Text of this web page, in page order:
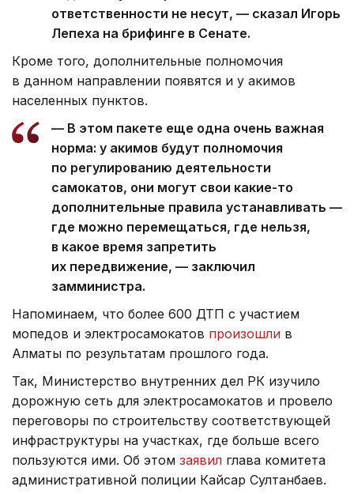
ответственности не несут, — сказал Игорь
Лепеха на брифинге в Сенате.
Кроме того, дополнительные полномочия
в данном направлении появятся и у акимов
населенных пунктов.
— В этом пакете еще одна очень важная
норма: у акимов будут полномочия
по регулированию деятельности
самокатов, они могут свои какие-то
дополнительные правила устанавливать —
где можно перемещаться, где нельзя,
в какое время запретить
их передвижение, — заключил
замминистра.
Напоминаем, что более 600 ДТП с участием
мопедов и электросамокатов произошли в
Алматы по результатам прошлого года.
Так, Министерство внутренних дел РК изучило
дорожную сеть для электросамокатов и провело
переговоры по строительству соответствующей
инфраструктуры на участках, где больше всего
пользуются ими. Об этом заявил глава комитета
административной полиции Кайсар Султанбаев.